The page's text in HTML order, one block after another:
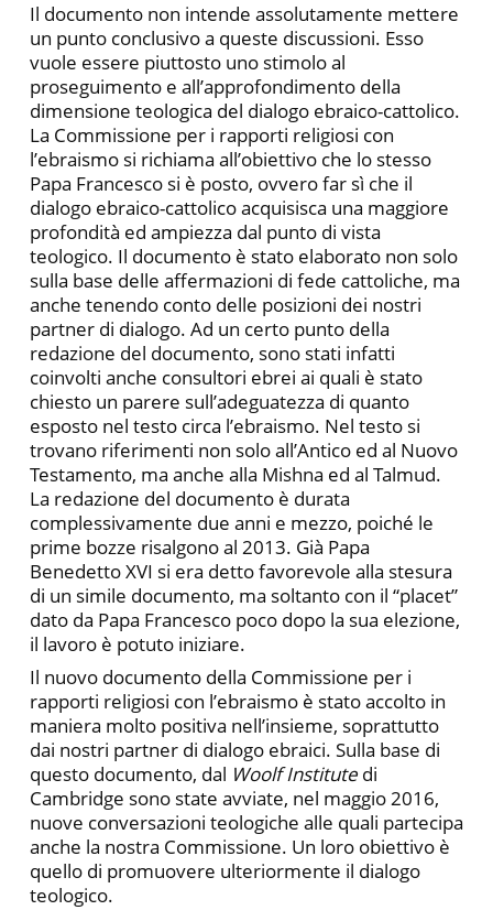
Il documento non intende assolutamente mettere
un punto conclusivo a queste discussioni. Esso
vuole essere piuttosto uno stimolo al
proseguimento e all’approfondimento della
dimensione teologica del dialogo ebraico-cattolico.
La Commissione per i rapporti religiosi con
l’ebraismo si richiama all’obiettivo che lo stesso
Papa Francesco si è posto, ovvero far sì che il
dialogo ebraico-cattolico acquisisca una maggiore
profondità ed ampiezza dal punto di vista
teologico. Il documento è stato elaborato non solo
sulla base delle affermazioni di fede cattoliche, ma
anche tenendo conto delle posizioni dei nostri
partner di dialogo. Ad un certo punto della
redazione del documento, sono stati infatti
coinvolti anche consultori ebrei ai quali è stato
chiesto un parere sull’adeguatezza di quanto
esposto nel testo circa l’ebraismo. Nel testo si
trovano riferimenti non solo all’Antico ed al Nuovo
Testamento, ma anche alla Mishna ed al Talmud.
La redazione del documento è durata
complessivamente due anni e mezzo, poiché le
prime bozze risalgono al 2013. Già Papa
Benedetto XVI si era detto favorevole alla stesura
di un simile documento, ma soltanto con il “placet”
dato da Papa Francesco poco dopo la sua elezione,
il lavoro è potuto iniziare.
Il nuovo documento della Commissione per i
rapporti religiosi con l’ebraismo è stato accolto in
maniera molto positiva nell’insieme, soprattutto
dai nostri partner di dialogo ebraici. Sulla base di
questo documento, dal Woolf Institutedi
Cambridge sono state avviate, nel maggio 2016,
nuove conversazioni teologiche alle quali partecipa
anche la nostra Commissione. Un loro obiettivo è
quello di promuovere ulteriormente il dialogo
teologico.